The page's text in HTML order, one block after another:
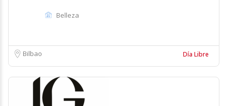
Belleza
Bilbao Día Libre